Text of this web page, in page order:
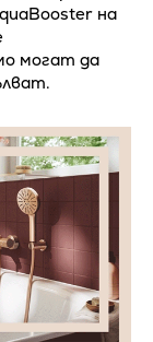
на
могат да